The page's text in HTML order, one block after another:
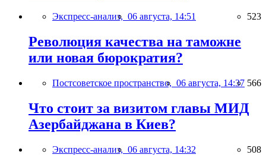
Экспресс-анализ, 06 августа, 14:51 523
Революция качества на таможне
или новая бюрократия?
Постсоветское пространство, 06 августа, 14:37 566
Что стоит за визитом главы МИД
Азербайджана в Киев?
Экспресс-анализ, 06 августа, 14:32 508